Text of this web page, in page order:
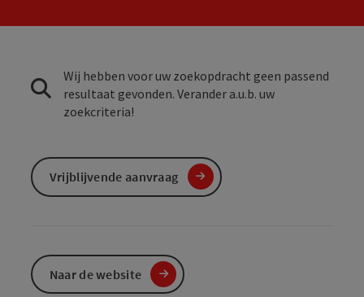
Wij hebben voor uw zoekopdracht geen passend
resultaat gevonden. Verander a.u.b. uw
zoekcriteria!
Vrijblijvende aanvraag
Naar de website